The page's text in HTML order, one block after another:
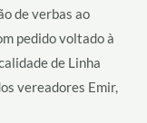
de verbas ao
pedido voltado à
de Linha
vereadores Emir,